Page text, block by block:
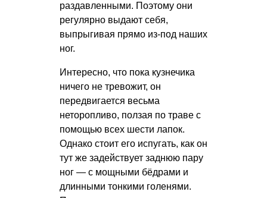
раздавленными. Поэтому они
регулярно выдают себя,
выпрыгивая прямо из-под наших
ног.
Интересно, что пока кузнечика
ничего не тревожит, он
передвигается весьма
неторопливо, ползая по траве с
помощью всех шести лапок.
Однако стоит его испугать, как он
тут же задействует заднюю пару
ног — с мощными бёдрами и
длинными тонкими голенями.